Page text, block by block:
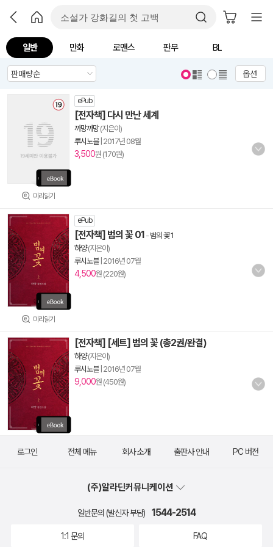
일반 만화 로맨스 판무 BL
옵션
미리읽기
ePub
[전자책] 다시 만난 세계
까망까망(지은이)
루시노블| 2017년 08월
3,500원 (170원)
미리읽기
ePub
[전자책] 범의 꽃 01 - 범의 꽃 1
하양(지은이)
루시노블| 2016년 07월
4,500원 (220원)
[전자책] [세트] 범의 꽃 (총2권/완결)
하양(지은이)
루시노블| 2016년 07월
9,000원 (450원)
로그인 전체 메뉴 회사 소개 출판사 안내 PC 버전
(주)알라딘커뮤니케이션
일반문의 (발신자 부담) 1544-2514
1:1 문의 FAQ